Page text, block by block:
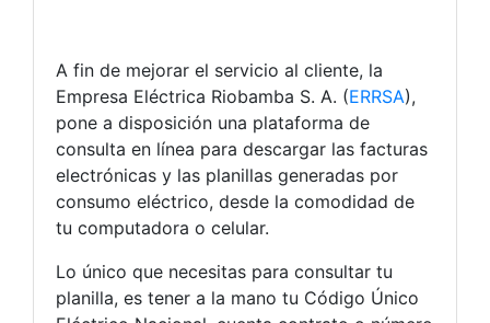
A fin de mejorar el servicio al cliente, la
Empresa Eléctrica Riobamba S. A. (ERRSA),
pone a disposición una plataforma de
consulta en línea para descargar las facturas
electrónicas y las planillas generadas por
consumo eléctrico, desde la comodidad de
tu computadora o celular.
Lo único que necesitas para consultar tu
planilla, es tener a la mano tu Código Único